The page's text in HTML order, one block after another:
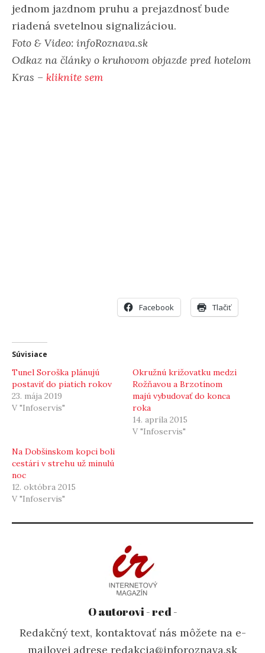
jednom jazdnom pruhu a prejazdnosť bude
riadená svetelnou signalizáciou.
Foto & Video: infoRoznava.sk
Odkaz na články o kruhovom objazde pred hotelom
Kras – kliknite sem
Facebook Tlačiť
Súvisiace
Tunel Soroška plánujú
postaviť do piatich rokov
23. mája 2019
V "Infoservis"
Okružnú križovatku medzi
Rožňavou a Brzotínom
majú vybudovať do konca
roka
14. apríla 2015
V "Infoservis"
Na Dobšinskom kopci boli
cestári v strehu už minulú
noc
12. októbra 2015
V "Infoservis"
O autorovi - red -
Redakčný text, kontaktovať nás môžete na e-
mailovej adrese redakcia@inforoznava.sk